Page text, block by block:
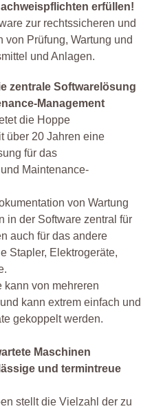
erfüllen!
zur rechtssicheren und
von Prüfung, Wartung und
und Anlagen.
zentrale Softwarelösung
Management
die Hoppe
über 20 Jahren eine
für das
Maintenance-
von Wartung
in der Software zentral für
auch für das andere
Stapler, Elektrogeräte,
kann von mehreren
kann extrem einfach und
gekoppelt werden.
Maschinen
und termintreue
stellt die Vielzahl der zu